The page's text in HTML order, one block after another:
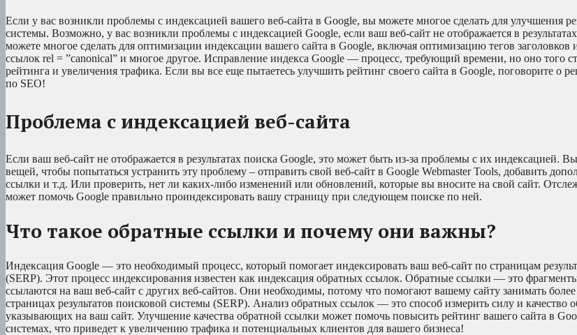
Если у вас возникли проблемы с индексацией вашего веб-сайта в Google, вы можете многое сделать для улучшения
системы. Возможно, у вас возникли проблемы с индексацией Google, если ваш веб-сайт не отображается в
можете многое сделать для оптимизации индексации вашего сайта в Google, включая оптимизацию тегов заголовков
ссылок rel = ”canonical” и многое другое. Исправление индекса Google — процесс, требующий времени, но оно того
рейтинга и увеличения трафика. Если вы все еще пытаетесь улучшить рейтинг своего сайта в Google, поговорите о
по SEO!
Проблема с индексацией веб-сайта
Если ваш веб-сайт не отображается в результатах поиска Google, это может быть из-за проблемы с их индексацией.
вещей, чтобы попытаться устранить эту проблему – отправить свой веб-сайт в Google Webmaster Tools, добавить
ссылки и т.д. Или проверить, нет ли каких-либо изменений или обновлений, которые вы вносите на свой сайт.
может помочь Google правильно проиндексировать вашу страницу при следующем поиске по ней.
Что такое обратные ссылки и почему они важны?
Индексация Google — это необходимый процесс, который помогает индексировать ваш веб-сайт по страницам
(SERP). Этот процесс индексирования известен как индексация обратных ссылок. Обратные ссылки — это
ссылаются на ваш веб-сайт с других веб-сайтов. Они необходимы, потому что помогают вашему сайту занимать
страницах результатов поисковой системы (SERP). Анализ обратных ссылок — это способ измерить силу и качество
указывающих на ваш сайт. Улучшение качества обратной ссылки может помочь повысить рейтинг вашего сайта в
системах, что приведет к увеличению трафика и потенциальных клиентов для вашего бизнеса!